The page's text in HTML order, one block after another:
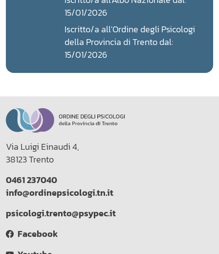
15/01/2026
Iscritto/a all'Ordine degli Psicologi
della Provincia di Trento dal:
15/01/2026
Via Luigi Einaudi 4,
38123 Trento
0461 237040
info@ordinepsicologi.tn.it
psicologi.trento@psypec.it
Facebook